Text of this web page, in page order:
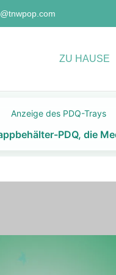
ZU HAUSE
Anzeige des PDQ-Trays
PDQ, die